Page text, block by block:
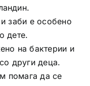
заби е особено
дете.
на бактерии и
други деца.
помага да се